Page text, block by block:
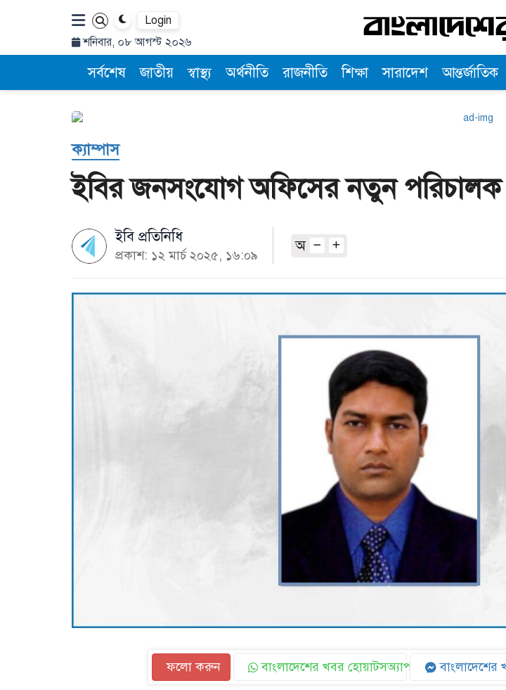
Login
শনিবার, ০৮ আগস্ট ২০২৬
সর্বশেষ জাতীয় স্বাস্থ্য অর্থনীতি রাজনীতি শিক্ষা সারাদেশ আন্তর্জাতিক
ক্যাম্পাস
ইবির জনসংযোগ অফিসের নতুন পরিচালক
ইবি প্রতিনিধি
প্রকাশ: ১২ মার্চ ২০২৫, ১৬:০৯
অ
ফলো করুন বাংলাদেশের খবর হোয়াটসঅ্যাপ বাংলাদেশের